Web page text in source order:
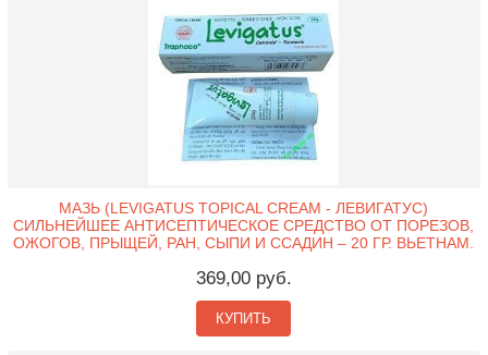
МАЗЬ (LEVIGATUS TOPICAL CREAM - ЛЕВИГАТУС)
СИЛЬНЕЙШЕЕ АНТИСЕПТИЧЕСКОЕ СРЕДСТВО ОТ ПОРЕЗОВ,
ОЖОГОВ, ПРЫЩЕЙ, РАН, СЫПИ И ССАДИН – 20 ГР. ВЬЕТНАМ.
369,00 руб.
КУПИТЬ